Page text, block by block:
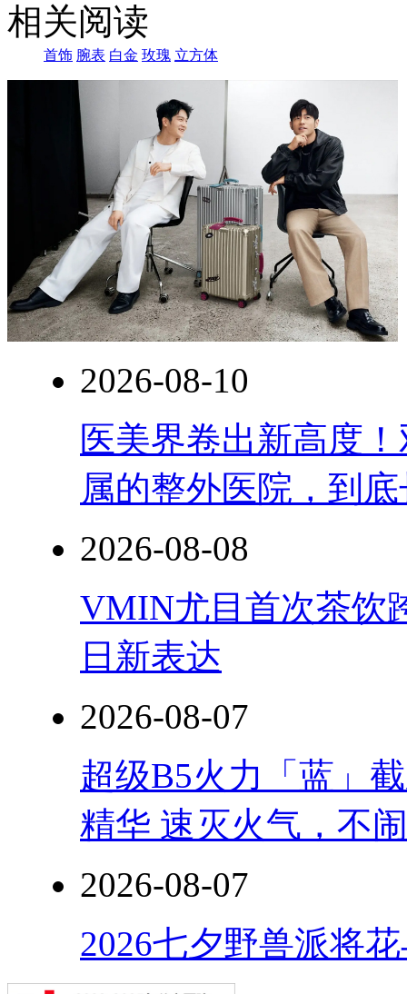
相关阅读
首饰 腕表 白金 玫瑰 立方体
2026-08-10
医美界卷出新高度
属的整外医院，到
2026-08-08
VMIN尤目首次茶饮
日新表达
2026-08-07
超级B5火力「蓝」
精华 速灭火气，不
2026-08-07
2026七夕野兽派将